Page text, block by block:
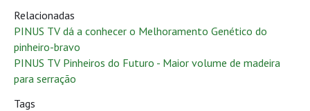
Relacionadas
PINUS TV dá a conhecer o Melhoramento Genético do
pinheiro-bravo
PINUS TV Pinheiros do Futuro - Maior volume de madeira
para serração
Tags